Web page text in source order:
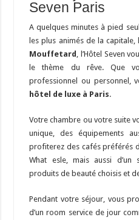
Seven Paris
A quelques minutes à pied
les plus animés de la capitale,
Mouffetard
, l’Hôtel Seven
le thème du rêve. Que
professionnel ou personnel,
hôtel de luxe à Paris.
Votre chambre ou votre suite
unique, des équipements
profiterez des cafés préférés
What esle, mais aussi
produits de beauté choisis et
Pendant votre séjour, vous
d’un room service de jour